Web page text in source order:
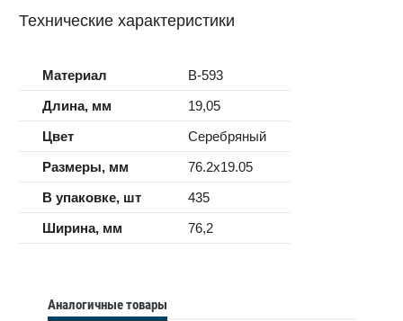
Технические характеристики
Материал
B-593
Длина, мм
19,05
Цвет
Серебряный
Размеры, мм
76.2x19.05
В упаковке, шт
435
Ширина, мм
76,2
Аналогичные товары